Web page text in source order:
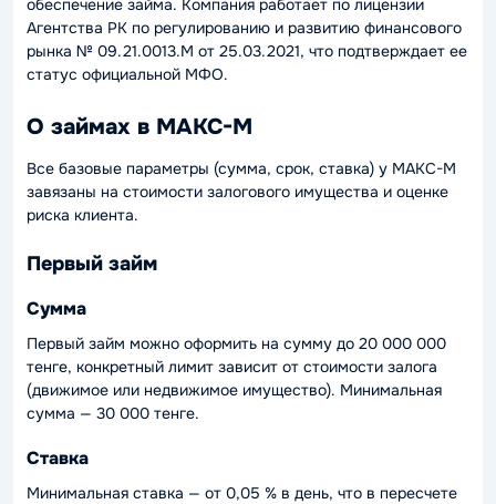
обеспечение займа. Компания работает по лицензии
Агентства РК по регулированию и развитию финансового
рынка № 09.21.0013.М от 25.03.2021, что подтверждает ее
статус официальной МФО.
О займах в МАКС-М
Все базовые параметры (сумма, срок, ставка) у МАКС-М
завязаны на стоимости залогового имущества и оценке
риска клиента.
Первый займ
Сумма
Первый займ можно оформить на сумму до 20 000 000
тенге, конкретный лимит зависит от стоимости залога
(движимое или недвижимое имущество). Минимальная
сумма — 30 000 тенге.
Ставка
Минимальная ставка — от 0,05 % в день, что в пересчете